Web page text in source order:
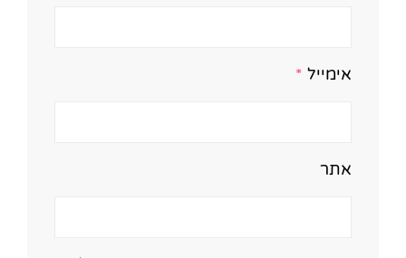
אימייל *
אתר